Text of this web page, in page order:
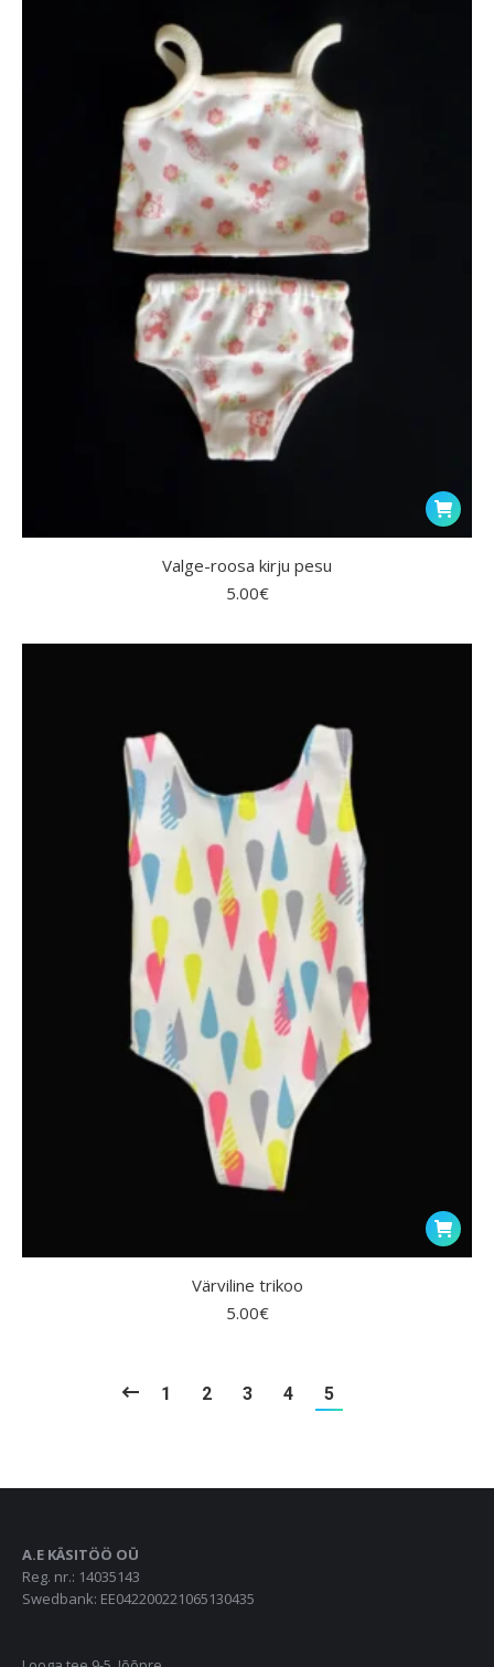
Valge-roosa kirju pesu
5.00€
Värviline trikoo
5.00€
1 2 3 4 5
A.E KÄSITÖÖ OÜ
Reg. nr.: 14035143
Swedbank: EE042200221065130435